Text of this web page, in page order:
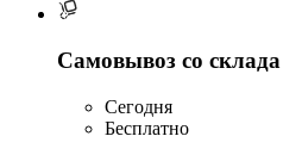
Самовывоз со склада
Сегодня
Бесплатно